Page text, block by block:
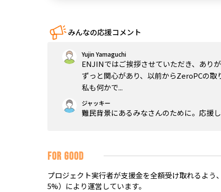
みんなの応援コメント
Yujin Yamaguchi
ENJINではご挨拶させていただき、あり
ずっと関心があり、以前からZeroPCの取
私も何かで...
ジャッキー
難民背景にあるみなさんのために。応援し
FOR GOOD
プロジェクト実行者が支援金を全額受け取れるよ
5%）により運営しています。